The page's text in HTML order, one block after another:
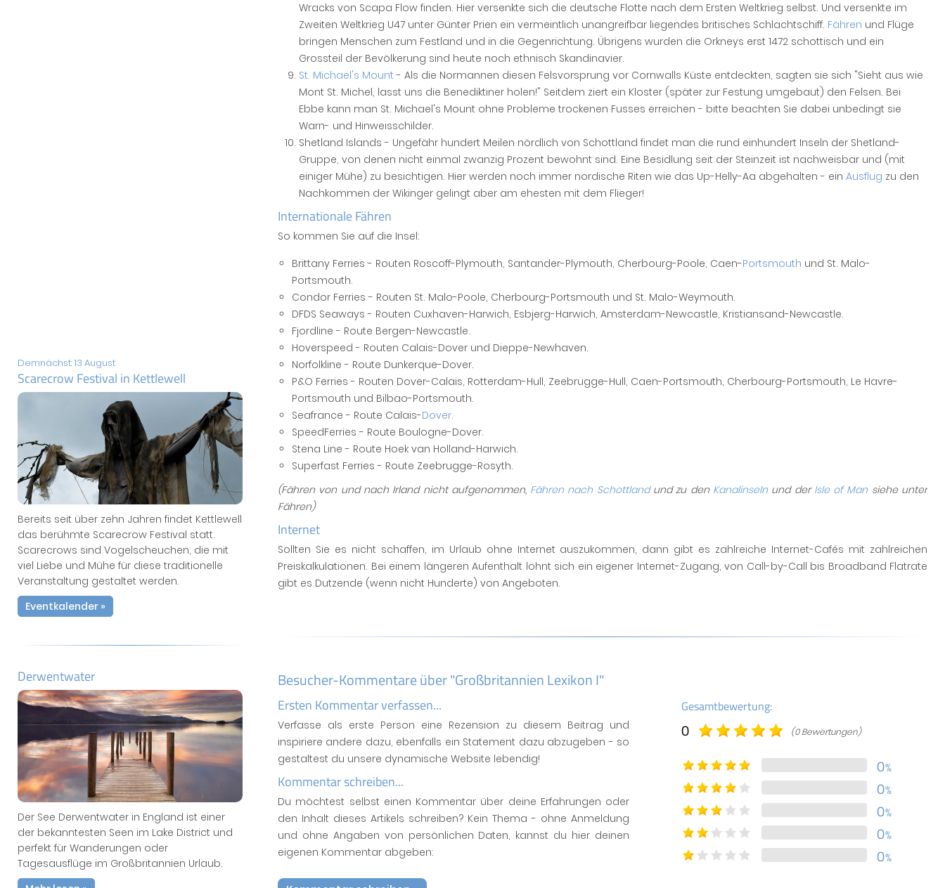
Demnächst: 13 August
Scarecrow Festival in Kettlewell
Bereits seit über zehn Jahren findet Kettlewell
das berühmte Scarecrow Festival statt.
Scarecrows sind Vogelscheuchen, die mit
viel Liebe und Mühe für diese traditionelle
Veranstaltung gestaltet werden.
Eventkalender »
Derwentwater
Der See Derwentwater in England ist einer
der bekanntesten Seen im Lake District und
perfekt für Wanderungen oder
Tagesausflüge im Großbritannien Urlaub.
Wracks von Scapa Flow finden. Hier versenkte sich die deutsche Flotte nach dem Ersten Weltkrieg selbst. Und versenkte im
Zweiten Weltkrieg U47 unter Günter Prien ein vermeintlich unangreifbar liegendes britisches Schlachtschiff. Fähren und Flüge
bringen Menschen zum Festland und in die Gegenrichtung. Übrigens wurden die Orkneys erst 1472 schottisch und ein
Grossteil der Bevölkerung sind heute noch ethnisch Skandinavier.
St. Michael's Mount - Als die Normannen diesen Felsvorsprung vor Cornwalls Küste entdeckten, sagten sie sich "Sieht aus wie
Mont St. Michel, lasst uns die Benediktiner holen!" Seitdem ziert ein Kloster (später zur Festung umgebaut) den Felsen. Bei
Ebbe kann man St. Michael's Mount ohne Probleme trockenen Fusses erreichen - bitte beachten Sie dabei unbedingt sie
Warn- und Hinweisschilder.
Shetland Islands - Ungefähr hundert Meilen nördlich von Schottland findet man die rund einhundert Inseln der Shetland-
Gruppe, von denen nicht einmal zwanzig Prozent bewohnt sind. Eine Besidlung seit der Steinzeit ist nachweisbar und (mit
einiger Mühe) zu besichtigen. Hier werden noch immer nordische Riten wie das Up-Helly-Aa abgehalten - ein Ausflug zu den
Nachkommen der Wikinger gelingt aber am ehesten mit dem Flieger!
Internationale Fähren
So kommen Sie auf die Insel:
Brittany Ferries - Routen Roscoff-Plymouth, Santander-Plymouth, Cherbourg-Poole, Caen-Portsmouth und St. Malo-
Portsmouth.
Condor Ferries - Routen St. Malo-Poole, Cherbourg-Portsmouth und St. Malo-Weymouth.
DFDS Seaways - Routen Cuxhaven-Harwich, Esbjerg-Harwich, Amsterdam-Newcastle, Kristiansand-Newcastle.
Fjordline - Route Bergen-Newcastle.
Hoverspeed - Routen Calais-Dover und Dieppe-Newhaven.
Norfolkline - Route Dunkerque-Dover.
P&O Ferries - Routen Dover-Calais, Rotterdam-Hull, Zeebrugge-Hull, Caen-Portsmouth, Cherbourg-Portsmouth, Le Havre-
Portsmouth und Bilbao-Portsmouth.
Seafrance - Route Calais-Dover.
SpeedFerries - Route Boulogne-Dover.
Stena Line - Route Hoek van Holland-Harwich.
Superfast Ferries - Route Zeebrugge-Rosyth.
(Fähren von und nach Irland nicht aufgenommen, Fähren nach Schottlandund zu den Kanalinselnund der Isle of Man siehe unter
Fähren)
Internet
Sollten Sie es nicht schaffen, im Urlaub ohne Internet auszukommen, dann gibt es zahlreiche Internet-Cafés mit zahlreichen
Preiskalkulationen. Bei einem längeren Aufenthalt lohnt sich ein eigener Internet-Zugang, von Call-by-Call bis Broadband Flatrate
gibt es Dutzende (wenn nicht Hunderte) von Angeboten.
Besucher-Kommentare über "Großbritannien Lexikon I"
Gesamtbewertung:
0 (0 Bewertungen)
0%
0%
0%
0%
0%
Ersten Kommentar verfassen...
Verfasse als erste Person eine Rezension zu diesem Beitrag und
inspiriere andere dazu, ebenfalls ein Statement dazu abzugeben - so
gestaltest du unsere dynamische Website lebendig!
Kommentar schreiben...
Du möchtest selbst einen Kommentar über deine Erfahrungen oder
den Inhalt dieses Artikels schreiben? Kein Thema - ohne Anmeldung
und ohne Angaben von persönlichen Daten, kannst du hier deinen
eigenen Kommentar abgeben: